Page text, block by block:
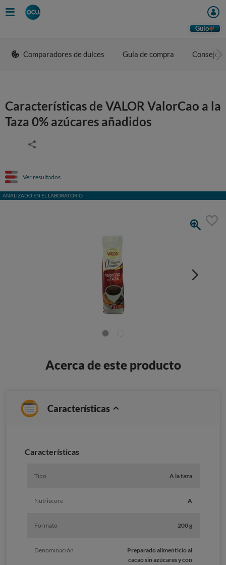
Guio
Comparadores de dulces Guía de compra Consejos
Características de VALOR ValorCao a la
Taza 0% azúcares añadidos
Ver resultados
ANALIZADO EN EL LABORATORIO
Acerca de este producto
Características
Características
Tipo A la taza
Nutriscore A
Formato 200 g
Denominación
Preparado alimenticio al
cacao sin azúcares y con